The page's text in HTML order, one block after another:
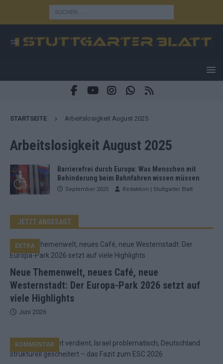
STARTSEITE Arbeitslosigkeit August 2025
Arbeitslosigkeit August 2025
Barrierefrei durch Europa: Was Menschen mit
Behinderung beim Bahnfahren wissen müssen
September 2025 Redaktion | Stuttgarter Blatt
JETZT ANGESAGT
Neue Themenwelt, neues Café, neue
Westernstadt: Der Europa-Park 2026 setzt auf
viele Highlights
EXTRA
Juni 2026
KOMMENTAR